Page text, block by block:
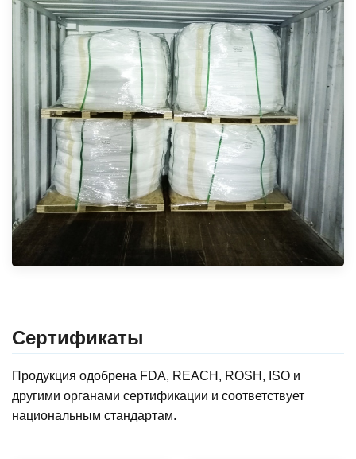
Сертификаты
Продукция одобрена FDA, REACH, ROSH, ISO и
другими органами сертификации и соответствует
национальным стандартам.